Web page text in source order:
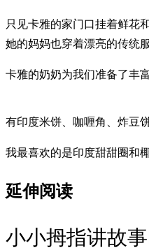
只见卡雅的家门口挂着鲜花
她的妈妈也穿着漂亮的传统
卡雅的奶奶为我们准备了丰
有印度米饼、咖喱角、炸豆
我最喜欢的是印度甜甜圈和
延伸阅读
小小拇指讲故事